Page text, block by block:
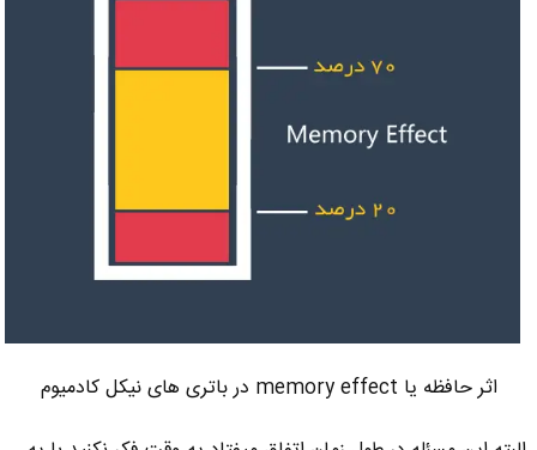
اثر حافظه یا memory effect در باتری های نیکل کادمیوم